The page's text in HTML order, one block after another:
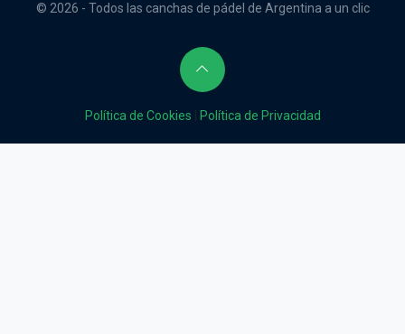
© 2026 - Todos las canchas de pádel de Argentina a un clic
Política de Cookies Política de Privacidad